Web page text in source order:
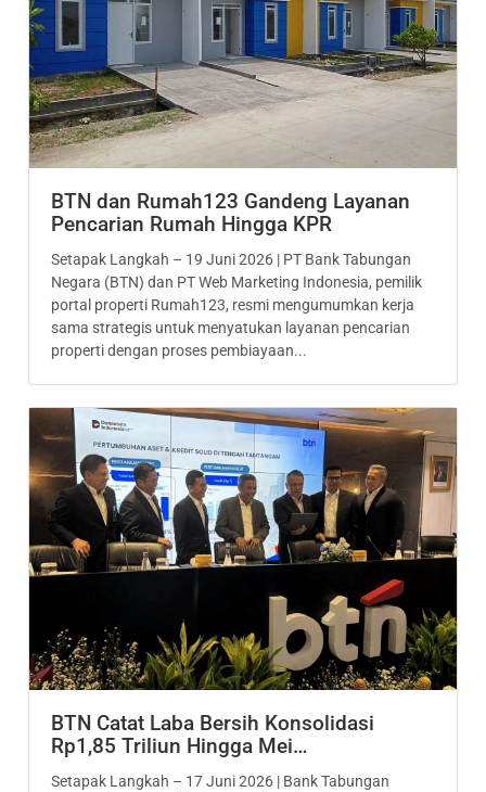
BTN dan Rumah123 Gandeng Layanan
Pencarian Rumah Hingga KPR
Setapak Langkah – 19 Juni 2026 | PT Bank Tabungan
Negara (BTN) dan PT Web Marketing Indonesia, pemilik
portal properti Rumah123, resmi mengumumkan kerja
sama strategis untuk menyatukan layanan pencarian
properti dengan proses pembiayaan...
BTN Catat Laba Bersih Konsolidasi
Rp1,85 Triliun Hingga Mei…
Setapak Langkah – 17 Juni 2026 | Bank Tabungan